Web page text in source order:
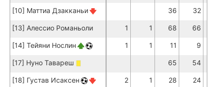
[10] Маттиа Дзакканьи 36 32
[13] Алессио Романьоли 1 1 68 66
[14] Тейяни Нослин 1 1 11 9
[17] Нуно Тавареш 65 54
[18] Густав Исаксен 2 1 28 24